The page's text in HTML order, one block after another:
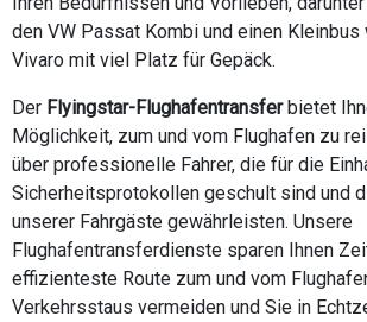
den VW Passat Kombi und einen Kleinbus
Vivaro mit viel Platz für Gepäck.
Der Flyingstar-Flughafentransferbietet
Möglichkeit, zum und vom Flughafen zu
über professionelle Fahrer, die für die
Sicherheitsprotokollen geschult sind und
unserer Fahrgäste gewährleisten. Unsere
Flughafentransferdienste sparen Ihnen
effizienteste Route zum und vom
Verkehrsstaus vermeiden und Sie in